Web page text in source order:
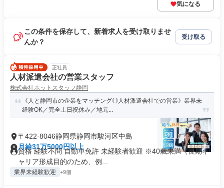
気になる
この条件を保存して、新着求人を受け取りませ
んか？
受け取る
正社員
人材派遣会社の営業スタッフ
株式会社ホットスタッフ静岡
《人と静岡市の企業をマッチング◎人材派遣会社での営業》業界未
経験OK／完全土日祝休み／地元...
〒422-8046静岡県静岡市駿河区中島
月給31万5000円以上
資格 経験不問 自動車免許 未経験者歓迎 ※40歳未満（長期キ
ャリア形成目的のため、例...
業界未経験歓迎 +9個